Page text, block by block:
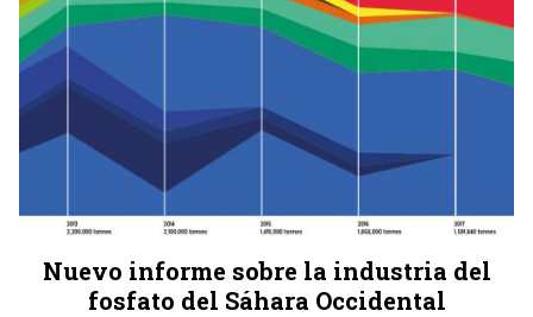
Nuevo informe sobre la industria del
fosfato del Sáhara Occidental